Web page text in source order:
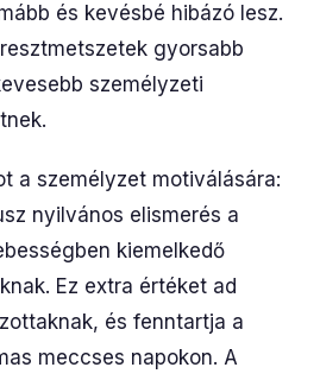
és kevésbé hibázó lesz.
gyorsabb
személyzeti
a személyzet motiválására:
nyilvános elismerés a
kiemelkedő
Ez extra értéket ad
és fenntartja a
meccses napokon. A